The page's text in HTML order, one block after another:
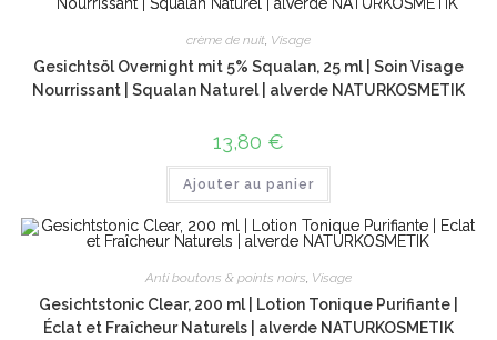
crème de nuit, Visage
Gesichtsöl Overnight mit 5% Squalan, 25 ml | Soin Visage
Nourrissant | Squalan Naturel | alverde NATURKOSMETIK
13,80 €
Ajouter au panier
Anti boutons & points noirs Visage
Gesichtstonic Clear, 200 ml | Lotion Tonique Purifiante |
Éclat et Fraîcheur Naturels | alverde NATURKOSMETIK